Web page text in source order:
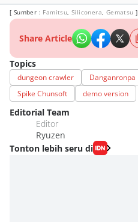
[ Sumber : Famitsu,Siliconera, Gematsu ]
Share Article
Topics
dungeon crawler Danganronpa
Spike Chunsoft
demo version
Editorial Team
Editor
Ryuzen
Tonton lebih seru di